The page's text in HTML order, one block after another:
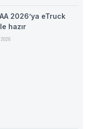
2026’ya eTruck
hazır